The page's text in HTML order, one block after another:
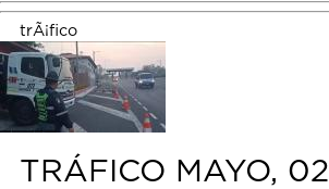
trÃ¡fico
TRÁFICO MAYO, 02